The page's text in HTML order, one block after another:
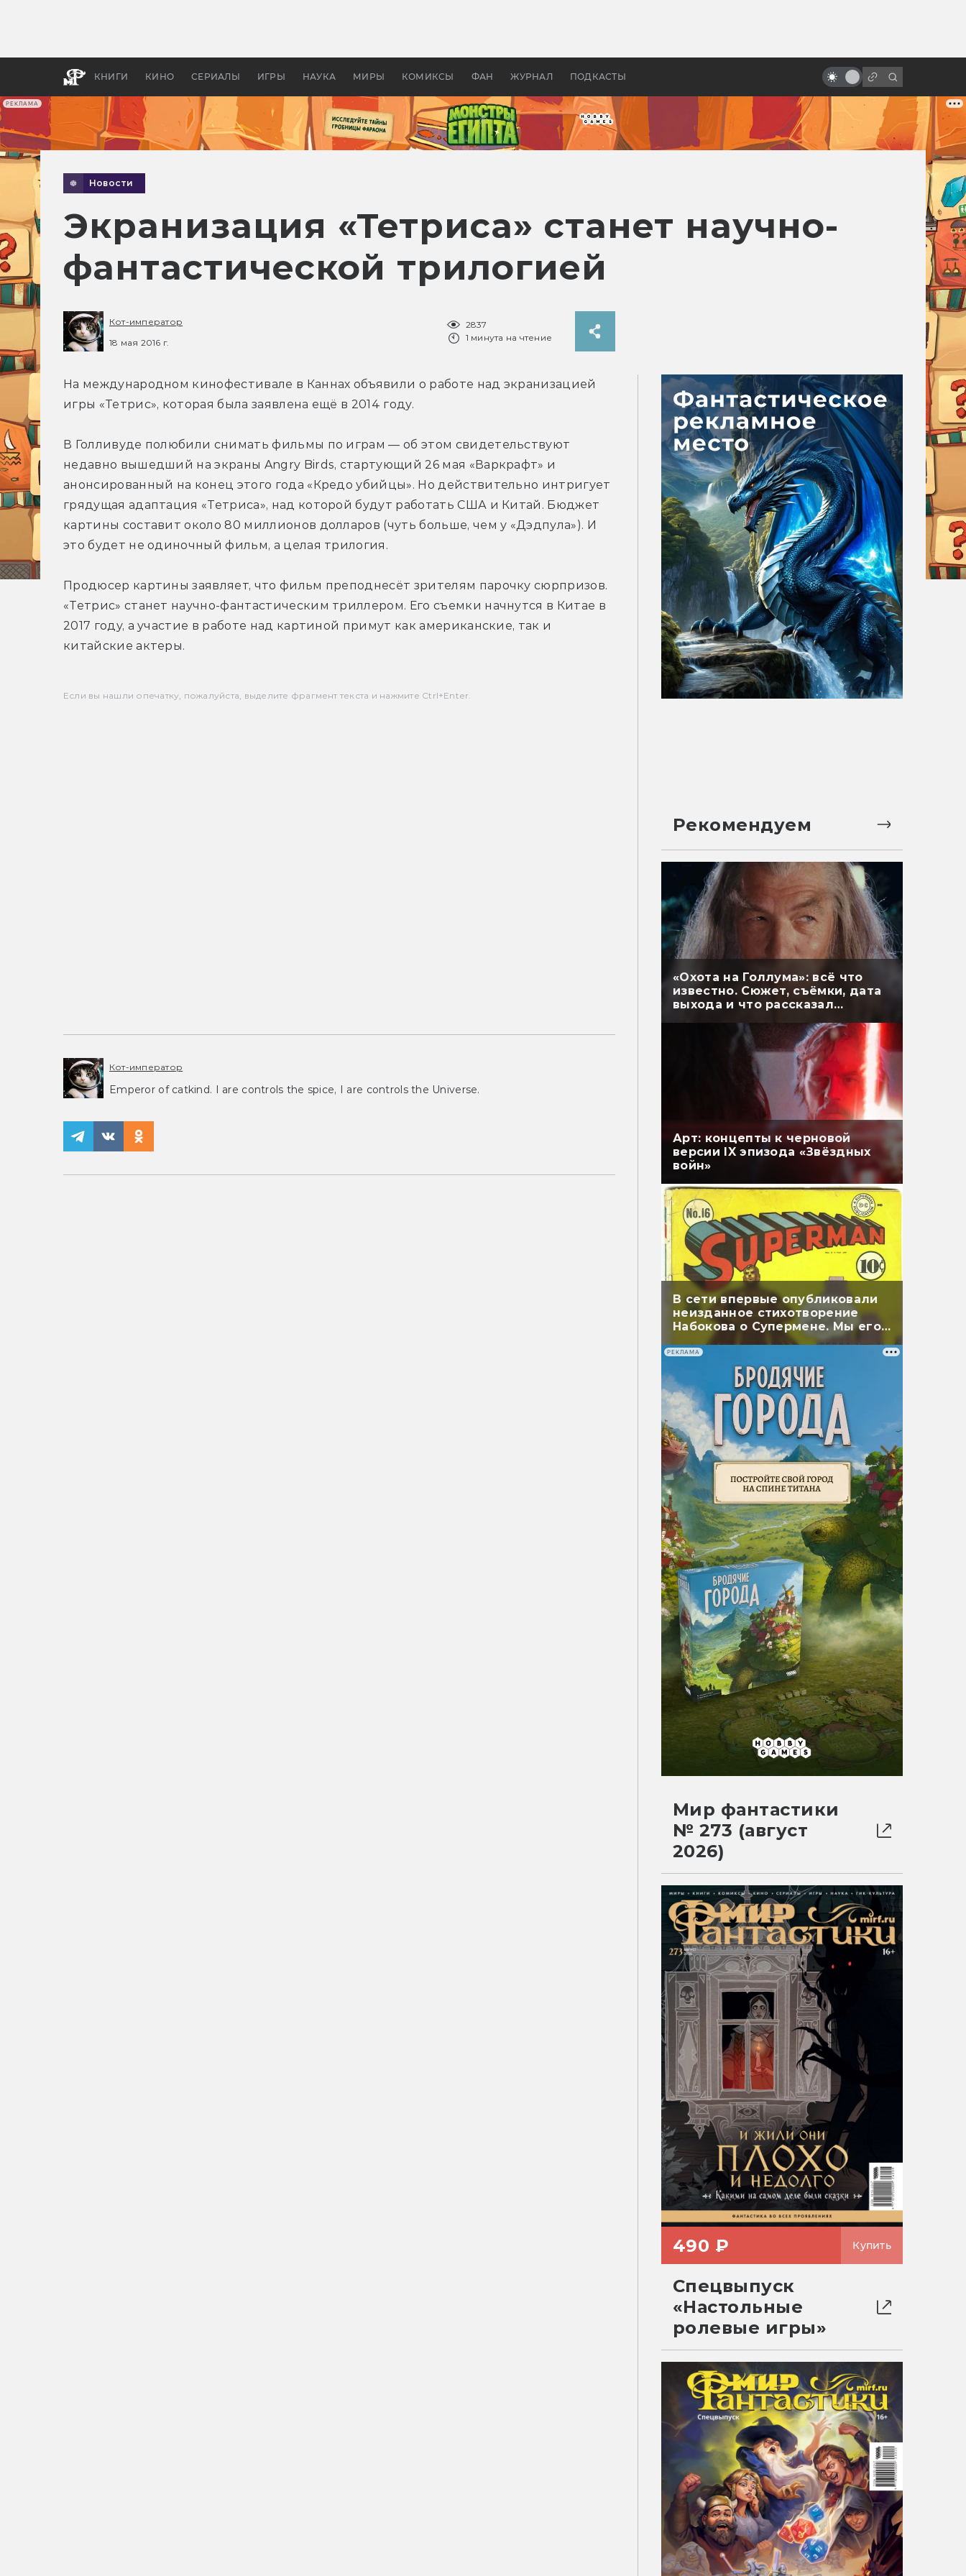
РЕКЛАМА
КНИГИ КИНО СЕРИАЛЫ ИГРЫ НАУКА МИРЫ КОМИКСЫ ФАН ЖУРНАЛ ПОДКАСТЫ
апокалипсис, в России —
бы «Властелина колец»
заслуживают больше любви
Новости
Экранизация «Тетриса» станет научно-
фантастической трилогией
Кот-император
18 мая 2016 г.
2837
1 минута на чтение
На международном кинофестивале в Каннах объявили о работе над экранизацией
игры «Тетрис», которая была заявлена ещё в 2014 году.
В Голливуде полюбили снимать фильмы по играм — об этом свидетельствуют
недавно вышедший на экраны Angry Birds, стартующий 26 мая «Варкрафт» и
анонсированный на конец этого года «Кредо убийцы». Но действительно интригует
грядущая адаптация «Тетриса», над которой будут работать США и Китай. Бюджет
картины составит около 80 миллионов долларов (чуть больше, чем у «Дэдпула»). И
это будет не одиночный фильм, а целая трилогия.
Продюсер картины заявляет, что фильм преподнесёт зрителям парочку сюрпризов.
«Тетрис» станет научно-фантастическим триллером. Его съемки начнутся в Китае в
2017 году, а участие в работе над картиной примут как американские, так и
китайские актеры.
Если вы нашли опечатку, пожалуйста, выделите фрагмент текста и нажмите Ctrl+Enter.
Кот-император
Emperor of catkind. I are controls the spice, I are controls the Universe.
Рекомендуем
«Охота на Голлума»: всё что
известно. Сюжет, съёмки, дата
выхода и что рассказал
Арт: концепты к черновой
версии IX эпизода «Звёздных
войн»
В сети впервые опубликовали
неизданное стихотворение
Набокова о Супермене. Мы его
перевели
РЕКЛАМА
Мир фантастики
№ 273 (август
2026)
490 ₽ Купить
Спецвыпуск
«Настольные
ролевые игры»